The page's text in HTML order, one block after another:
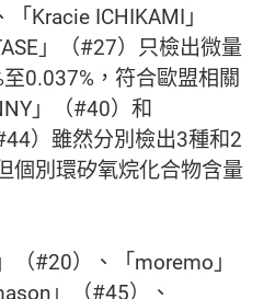
「Kracie ICHIKAMI」
」（#27）只檢出微量
0.037%，符合歐盟相關
」（#40）和
）雖然分別檢出3種和2
個別環矽氧烷化合物含量
（#20）、「moremo」
」（#45）、